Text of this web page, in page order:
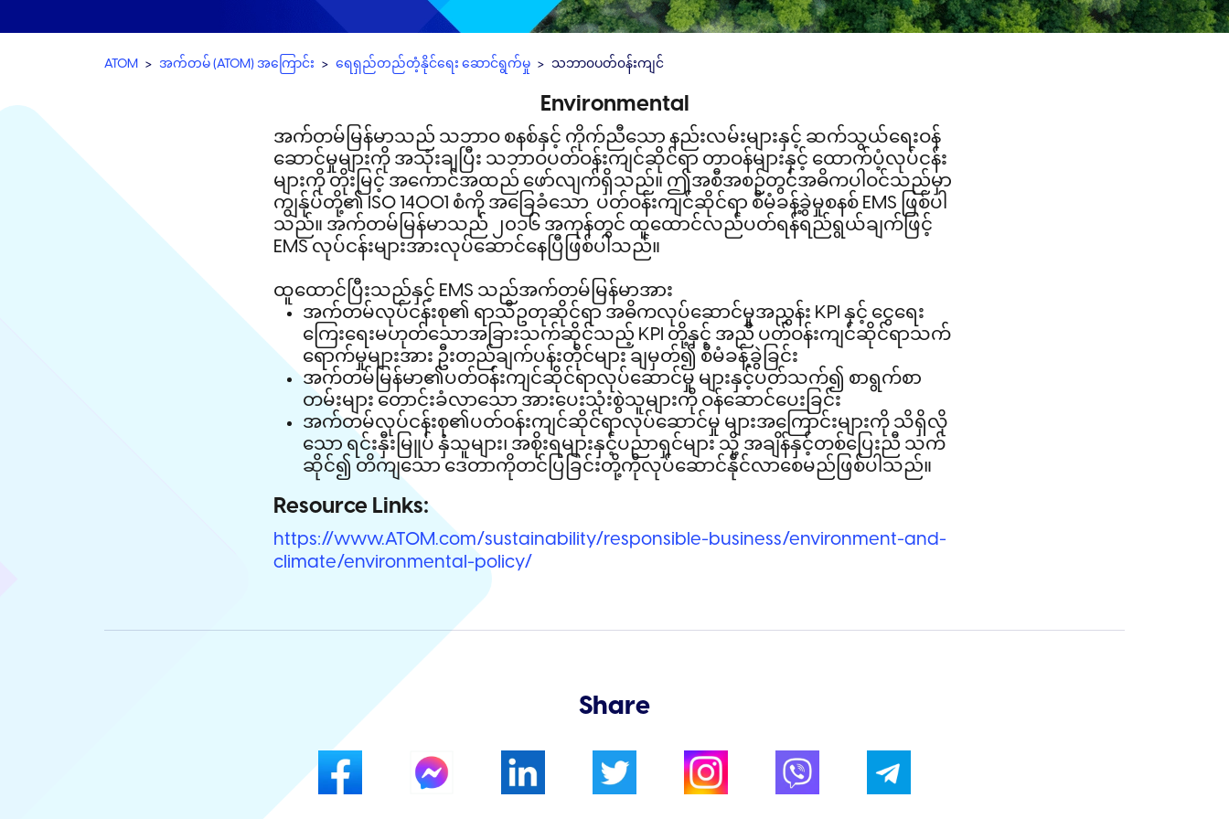
ATOM အက်တမ် (ATOM) အကြောင်း ရေရှည်တည်တံ့နိုင်ရေး ဆောင်ရွက်မှု သဘာ၀ပတ်၀န်းကျင်
Environmental
အက်တမ်​မြန်​မာ​သည် ​သ​ဘာ​ဝ ​စ​နစ်​နှင့် ​ကိုက်​ညီ​သော ​နည်း​လမ်း​များ​နှင့် ​ဆက်​သွယ်​ရေး​ဝန်​
ဆောင်​မှု​များ​ကို ​အ​သုံး​ချ​ပြီး ​သ​ဘာ​ဝ​ပတ်​ဝန်း​ကျင်​ဆိုင်​ရာ ​တာ​ဝန်​များ​နှင့် ​ထောက်​ပံ့​လုပ်​ငန်း​
များ​ကို ​တိုး​မြင့် ​အ​ကောင်​အ​ထည် ​ဖော်​လျက်​ရှိ​သည်။ ​ဤ​အ​စီ​အ​စဉ်​တွင်​အ​ဓိ​က​ပါ​ဝင်​သည်​မှာ ​
ကျွန်ုပ်​​တို့​၏ ISO 14001 ​စံ​ကို ​အ​ခြေ​ခံ​သော ​ ပတ်​ဝန်း​ကျင်​ဆိုင်​ရာ ​စီ​မံ​ခန့်​ခွဲ​မှု​စ​နစ် EMS ​ဖြစ်​ပါ​
သည်။ ​အက်တမ်မြန်​မာ​သည် ၂၀၁၆ ​အ​ကုန်​တွင် ​ထူ​ထောင်​လည်​ပတ်​ရန်​ရည်​ရွယ်​ချက်​ဖြင့်
EMS ​လုပ်​ငန်း​များ​အား​လုပ်​ဆောင်​နေ​ပြီ​ဖြစ်​ပါ​သည်။
​ထူ​ထောင်​ပြီး​သည်​နှင့် EMS ​သည်​အက်တမ်မြန်​မာ​အား
​အက်တမ်လုပ်​ငန်း​စု​၏ ​ရာ​သီ​ဥ​တု​ဆိုင်​ရာ ​အ​ဓိ​က​လုပ်​ဆောင်​မှု​အ​ညွှန်း KPI ​နှင့် ​ငွေ​ရေး​
ကြေး​ရေး​မ​ဟုတ်​သော​အ​ခြား​သက်​ဆိုင်​သည့် KPI ​တို့​နှင့် ​အ​ညီ ​ပတ်​ဝန်း​ကျင်​ဆိုင်​ရာ​သက်​
ရောက်​မှု​များ​အား ​ဦး​တည်​ချက်​ပန်း​တိုင်​များ ​ချ​မှတ်​၍ စီမံခန့်ခွဲခြင်း
​အက်တမ်​မြန်​မာ​၏​ပတ်​ဝန်း​ကျင်​ဆိုင်​ရာ​လုပ်​ဆောင်​မှု​ များနှင့်​ပတ်​သက်​၍ ​စာ​ရွက်​စာ​
တမ်း​များ ​တောင်း​ခံ​လာ​သော ​အား​ပေး​သုံး​စွဲ​သူ​များ​ကို ​ဝန်​ဆောင်​ပေး​ခြင်း
​အက်တမ်လုပ်​ငန်း​စု​၏​ပတ်​ဝန်း​ကျင်​ဆိုင်​ရာ​လုပ်​ဆောင်​မှု​ များ​အ​ကြောင်း​များ​ကို ​သိ​ရှိ​လို​
သော ​ရင်းနှီးမြူပ် နှံသူများ၊ ​အ​စိုး​ရ​များ​နှင့်​ပ​ညာ​ရှင်​များ ​သို့ ​အ​ချိန်​နှင့်​တစ်​ပြေး​ညီ ​သက်​
ဆိုင်​၍ ​တိ​ကျ​သော ​ဒေ​တာ​ကို​တင်​ပြ​ခြင်း​တို့ကို​လုပ်​ဆောင်​နိုင်​လာ​စေ​မည်​ဖြစ်​ပါ​သည်။
Resource Links:
https://www.ATOM.com/sustainability/responsible-business/environment-and-
climate/environmental-policy/
Share